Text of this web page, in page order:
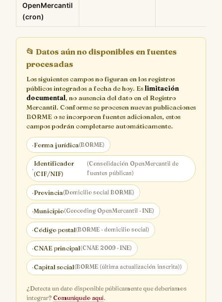
OpenMercantil
(cron)
📂 Datos aún no disponibles en fuentes
procesadas
Los siguientes campos no figuran en los registros
públicos integrados a fecha de hoy. Eslimitación
documental, no ausencia del dato en el Registro
Mercantil. Conforme se procesen nuevas publicaciones
BORME o se incorporen fuentes adicionales, estos
campos podrán completarse automáticamente.
·Forma jurídica(BORME)
·
Identificador
(CIF/NIF)
(Consolidación OpenMercantil de
fuentes públicas)
·Provincia(Domicilio social BORME)
·Municipio(Geocoding OpenMercantil · INE)
·Código postal(BORME · domicilio social)
·CNAE principal(CNAE 2009 · INE)
·Capital social(BORME (última actualización inscrita))
¿Detecta un dato disponible públicamente que deberíamos
integrar? Comuníquelo aquí.